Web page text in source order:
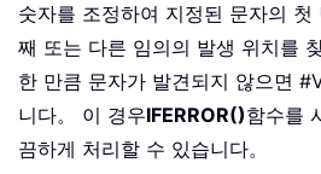
숫자를 조정하여 지정된 문자의
째 또는 다른 임의의 발생 위치를
한 만큼 문자가 발견되지 않으면
니다。 이 경우IFERROR()함수를
끔하게 처리할 수 있습니다。